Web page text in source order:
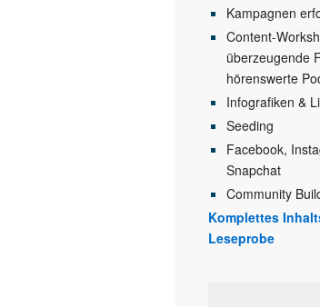
Kampagnen
Content-
überzeugende
hörenswerte
Infografiken &
Seeding
Facebook,
Snapchat
Community
Komplettes
Leseprobe